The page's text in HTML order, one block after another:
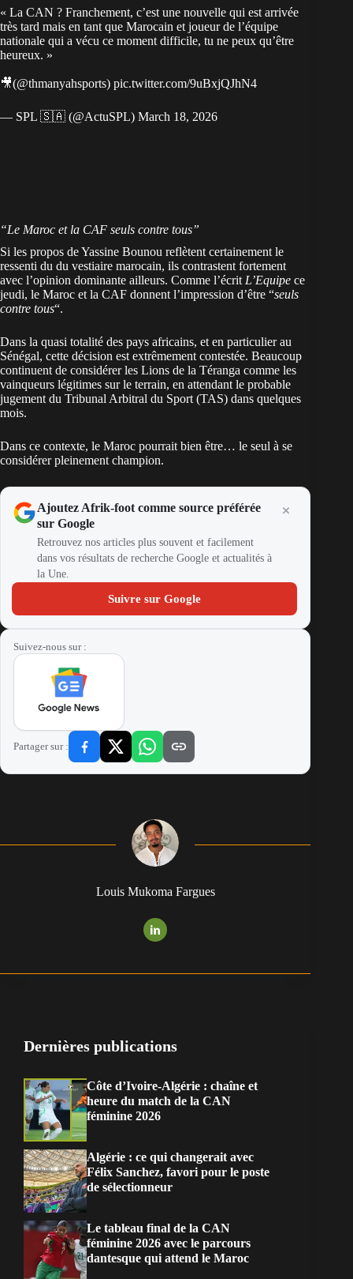
« La CAN ? Franchement, c’est une nouvelle qui est arrivée
très tard mais en tant que Marocain et joueur de l’équipe
nationale qui a vécu ce moment difficile, tu ne peux qu’être
heureux. »
🎥(@thmanyahsports) pic.twitter.com/9uBxjQJhN4
— SPL 🇸🇦 (@ActuSPL) March 18, 2026
“Le Maroc et la CAF seuls contre tous”
Si les propos de Yassine Bounou reflètent certainement le
ressenti du du vestiaire marocain, ils contrastent fortement
avec l’opinion dominante ailleurs. Comme l’écrit L’Equipe ce
jeudi, le Maroc et la CAF donnent l’impression d’être “seuls
contre tous“.
Dans la quasi totalité des pays africains, et en particulier au
Sénégal, cette décision est extrêmement contestée. Beaucoup
continuent de considérer les Lions de la Téranga comme les
vainqueurs légitimes sur le terrain, en attendant le probable
jugement du Tribunal Arbitral du Sport (TAS) dans quelques
mois.
Dans ce contexte, le Maroc pourrait bien être… le seul à se
considérer pleinement champion.
Ajoutez Afrik-foot comme source préférée
sur Google
Retrouvez nos articles plus souvent et facilement
dans vos résultats de recherche Google et actualités à
la Une.
Suivre sur Google
Suivez-nous sur :
Partager sur :
Louis Mukoma Fargues
Dernières publications
Côte d’Ivoire-Algérie : chaîne et
heure du match de la CAN
féminine 2026
Algérie : ce qui changerait avec
Félix Sanchez, favori pour le poste
de sélectionneur
Le tableau final de la CAN
féminine 2026 avec le parcours
dantesque qui attend le Maroc